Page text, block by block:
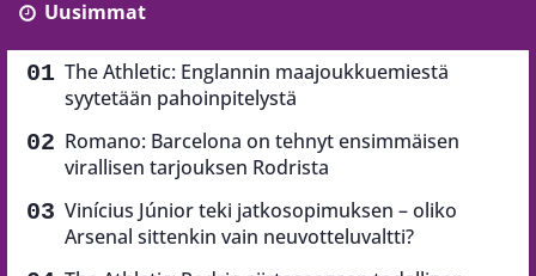
Uusimmat
The Athletic: Englannin maajoukkuemiestä
syytetään pahoinpitelystä
Romano: Barcelona on tehnyt ensimmäisen
virallisen tarjouksen Rodrista
Vinícius Júnior teki jatkosopimuksen – oliko
Arsenal sittenkin vain neuvotteluvaltti?